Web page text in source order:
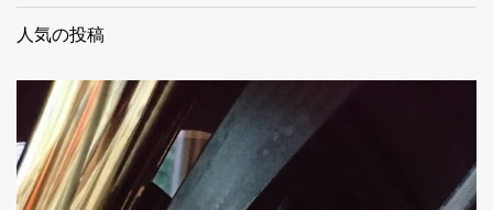
人気の投稿